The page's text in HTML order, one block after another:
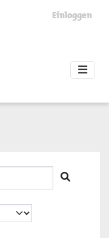
Einloggen